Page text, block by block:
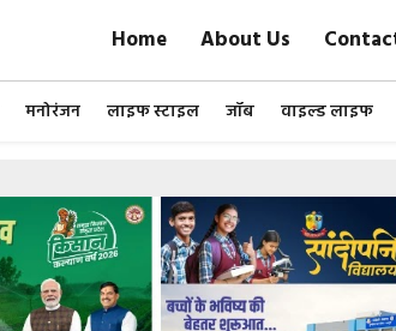
Home About Us
मनोरंजन लाइफ स्टाइल जॉब वाइल्ड लाइफ